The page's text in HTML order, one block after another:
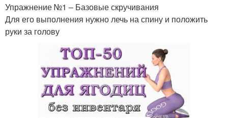
Упражнение №1 – Базовые скручивания
Для его выполнения нужно лечь на спину и положить
руки за голову